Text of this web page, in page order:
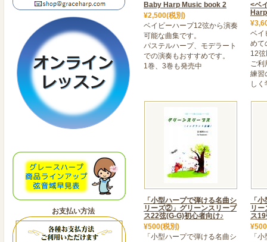
お支払い方法
Baby Harp Music book 2
¥2,500(税別)
ベイビーハープ12弦から演奏
可能な曲集です。
パステルハープ、モデラート
での演奏もおすすめです。
1巻、3巻も発売中
<ベ
ベイ
めて
12
ご利
練習
しく
「小型ハープで弾ける名曲シ
リーズ②」グリーンスリーブ
ス22弦(G-G)初心者向け♪
¥500(税別)
「小型ハープで弾ける名曲シ
「
リ
ス
「